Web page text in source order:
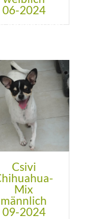
06-2024
Csivi
Mix
männlich
09-2024